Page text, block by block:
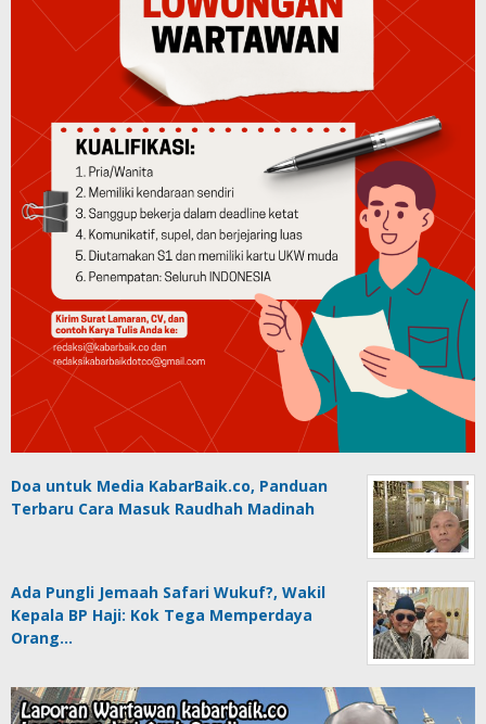
Doa untuk Media KabarBaik.co, Panduan
Terbaru Cara Masuk Raudhah Madinah
Ada Pungli Jemaah Safari Wukuf?, Wakil
Kepala BP Haji: Kok Tega Memperdaya
Orang…